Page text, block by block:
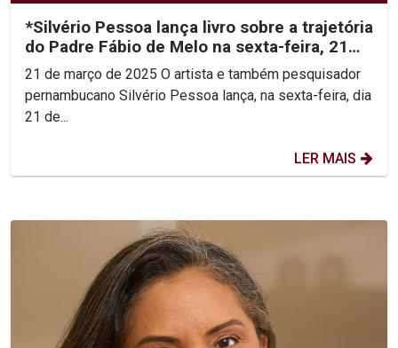
*Silvério Pessoa lança livro sobre a trajetória
do Padre Fábio de Melo na sexta-feira, 21
de...
21 de março de 2025 O artista e também pesquisador
pernambucano Silvério Pessoa lança, na sexta-feira, dia
21 de...
LER MAIS